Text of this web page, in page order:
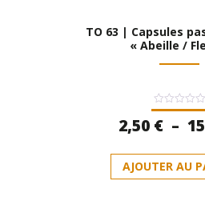
TO 63 | Capsules
« Abeille /
Note
0
sur
2,50 € –
AJOUTER AU